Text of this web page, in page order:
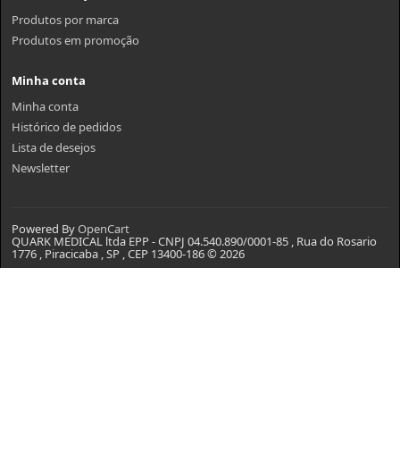
Produtos por marca
Produtos em promoção
Minha conta
Minha conta
Histórico de pedidos
Lista de desejos
Newsletter
Powered ByOpenCart
QUARK MEDICAL ltda EPP - CNPJ 04.540.890/0001-85 , Rua do Rosario
1776 , Piracicaba , SP , CEP 13400-186 © 2026